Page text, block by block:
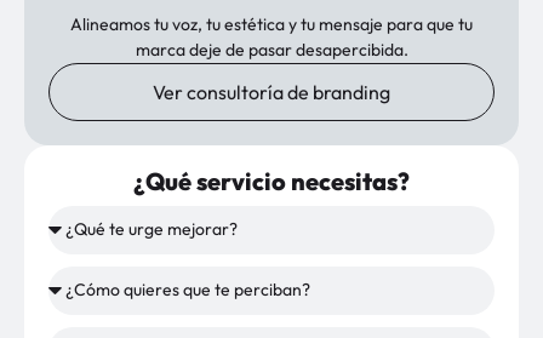
Alineamos tu voz, tu estética y tu mensaje para que tu
marca deje de pasar desapercibida.
Ver consultoría de branding
¿Qué servicio necesitas?